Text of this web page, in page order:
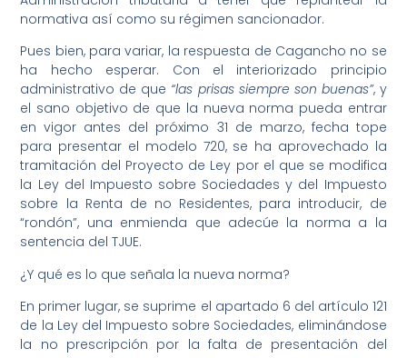
normativa así como su régimen sancionador.
Pues bien, para variar, la respuesta de Cagancho no se
ha hecho esperar. Con el interiorizado principio
administrativo de que “las prisas siempre son buenas”, y
el sano objetivo de que la nueva norma pueda entrar
en vigor antes del próximo 31 de marzo, fecha tope
para presentar el modelo 720, se ha aprovechado la
tramitación del Proyecto de Ley por el que se modifica
la Ley del Impuesto sobre Sociedades y del Impuesto
sobre la Renta de no Residentes, para introducir, de
“rondón”, una enmienda que adecúe la norma a la
sentencia del TJUE.
¿Y qué es lo que señala la nueva norma?
En primer lugar, se suprime el apartado 6 del artículo 121
de la Ley del Impuesto sobre Sociedades, eliminándose
la no prescripción por la falta de presentación del